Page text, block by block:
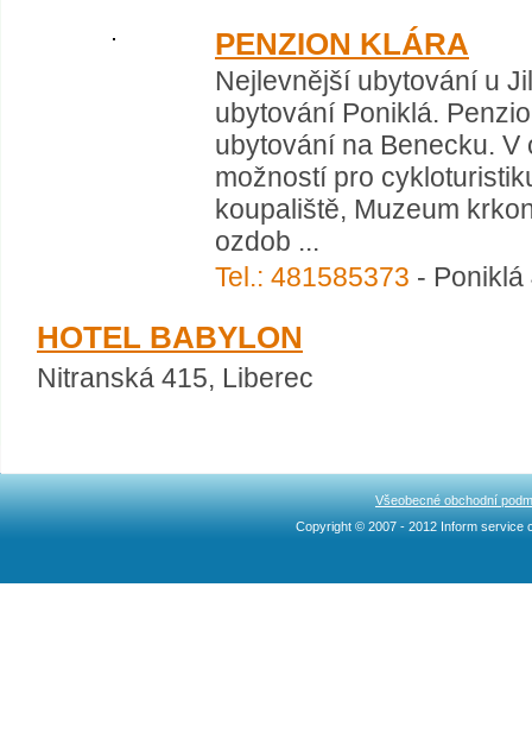
PENZION KLÁRA
Nejlevnější ubytování u
ubytování Poniklá.
ubytování na Benecku.
možností pro
koupaliště, Muzeum
ozdob ...
Tel.: 481585373 -
HOTEL BABYLON
Nitranská 415, Liberec
Všeobecné obchodní
Copyright © 2007 - 2012 Inform service